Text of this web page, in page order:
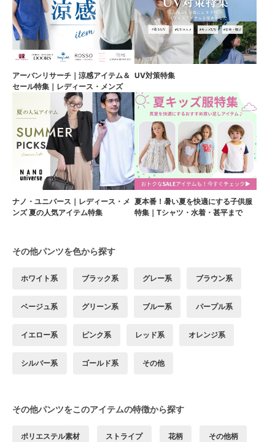
アーバンリサーチ｜涼感アイテム＆
セール特集｜レディース・メンズ
UV対策特集
ナノ・ユニバース｜レディース・メ
ンズ 夏の人気アイテム特集
夏本番！暑い夏を快適にする子供服
特集｜Tシャツ・水着・甚平まで
その他パンツを色から探す
ホワイト系 ブラック系 グレー系 ブラウン系
ベージュ系 グリーン系 ブルー系 パープル系
イエロー系 ピンク系 レッド系 オレンジ系
シルバー系 ゴールド系 その他
その他パンツをこのアイテムの特徴から探す
ポリエステル素材 ストライプ 花柄 その他柄